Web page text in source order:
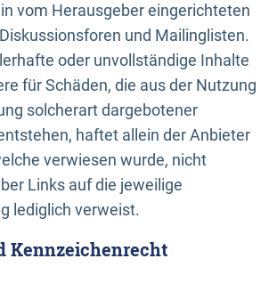
vom Herausgeber eingerichteten
und Mailinglisten.
oder unvollständige Inhalte
für Schäden, die aus der Nutzung
solcherart dargebotener
haftet allein der Anbieter
verwiesen wurde, nicht
Links auf die jeweilige
lediglich verweist.
Kennzeichenrecht